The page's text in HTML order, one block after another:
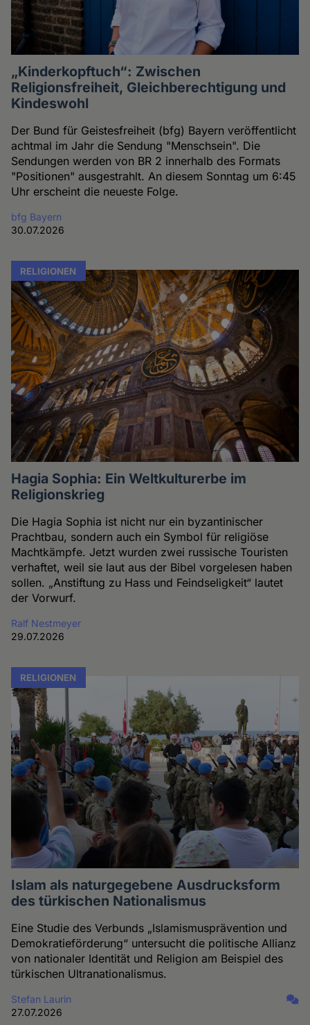
„Kinderkopftuch“: Zwischen
Religionsfreiheit, Gleichberechtigung und
Kindeswohl
Der Bund für Geistesfreiheit (bfg) Bayern veröffentlicht
achtmal im Jahr die Sendung "Menschsein". Die
Sendungen werden von BR 2 innerhalb des Formats
"Positionen" ausgestrahlt. An diesem Sonntag um 6:45
Uhr erscheint die neueste Folge.
bfg Bayern
30.07.2026
RELIGIONEN
Hagia Sophia: Ein Weltkulturerbe im
Religionskrieg
Die Hagia Sophia ist nicht nur ein byzantinischer
Prachtbau, sondern auch ein Symbol für religiöse
Machtkämpfe. Jetzt wurden zwei russische Touristen
verhaftet, weil sie laut aus der Bibel vorgelesen haben
sollen. „Anstiftung zu Hass und Feindseligkeit“ lautet
der Vorwurf.
Ralf Nestmeyer
29.07.2026
RELIGIONEN
Islam als naturgegebene Ausdrucksform
des türkischen Nationalismus
Eine Studie des Verbunds „Islamismusprävention und
Demokratieförderung“ untersucht die politische Allianz
von nationaler Identität und Religion am Beispiel des
türkischen Ultranationalismus.
Stefan Laurin
27.07.2026